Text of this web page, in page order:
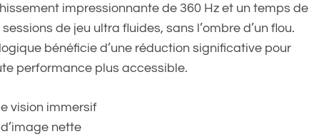
impressionnante de 360 Hz et un temps de
de jeu ultra fluides, sans l’ombre d’un flou.
bénéficie d’une réduction significative pour
performance plus accessible.
vision immersif
nette